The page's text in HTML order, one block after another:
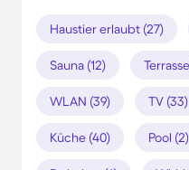
Haustier erlaubt (27)
Sauna (12)
WLAN (39) TV (33)
Küche (40) Pool (2)